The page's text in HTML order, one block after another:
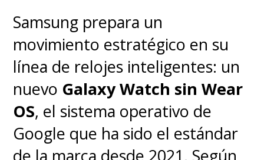
territorio nacional con el
internet móvil de quinta
generación, que es un beneficio
directo a los usuarios.
Samsung prepara un
movimiento estratégico en su
línea de relojes inteligentes: un
nuevo Galaxy Watch sin Wear
OS, el sistema operativo de
Google que ha sido el estándar
de la marca desde 2021. Según